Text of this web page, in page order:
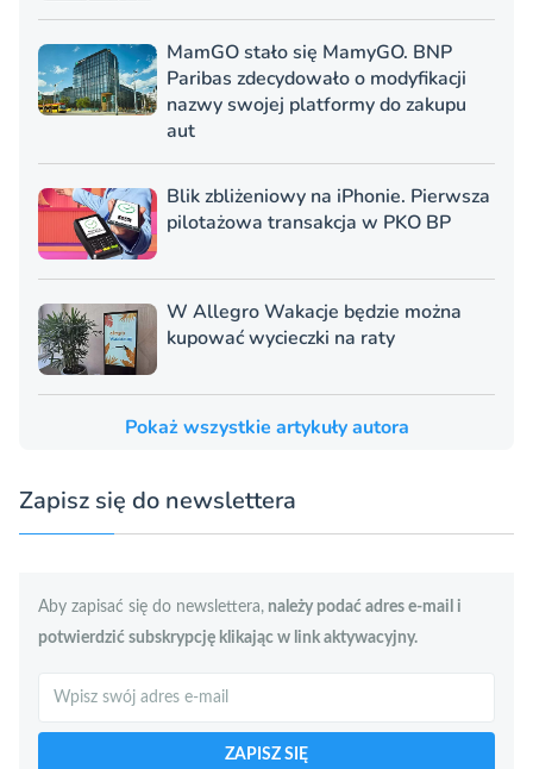
MamGO stało się MamyGO. BNP
Paribas zdecydowało o modyfikacji
nazwy swojej platformy do zakupu
aut
Blik zbliżeniowy na iPhonie. Pierwsza
pilotażowa transakcja w PKO BP
W Allegro Wakacje będzie można
kupować wycieczki na raty
Pokaż wszystkie artykuły autora
Zapisz się do newslettera
Aby zapisać się do newslettera, należy podać adres e-mail i
potwierdzić subskrypcję klikając w link aktywacyjny.
Szukaj
ZAPISZ SIĘ